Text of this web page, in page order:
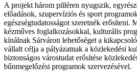
A projekt három pilléren nyugszik,
előadások, szupervíziós és sport
egészségtudatosságot szeretnék erősíteni.
kézműves foglalkozásokkal, kulturális
kínálnak Sárváron lehetőséget a
vállalt célja a pályázatnak a közlekedési
biztonságos várostudat erősítése
bűnmegelőzési programok szervezésével.